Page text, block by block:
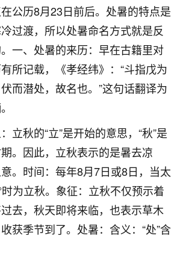
公历8月23日前后。处暑的特点是
过渡，所以处暑命名方式就是反
一、处暑的来历：早在古籍里对
所记载，《孝经纬》：“斗指戊为
而潜处，故名也。”这句话翻译为
立秋的“立”是开始的意思，“秋”是
。因此，立秋表示的是暑去凉
。时间：每年8月7日或8日，当太
为立秋。象征：立秋不仅预示着
去，秋天即将来临，也表示草木
获季节到了。处暑：含义：“处”含
度法事？我想给我奶奶做超度，她今年
：我母亲前年离世，刚开始我经常
，后来也是朋友介绍，找到慧来老
超度法事，做梦再也没有梦到过
是半信半疑的，图个心安，给亡母
看来，人不信也不行。
11
？我对这些很感兴趣
15